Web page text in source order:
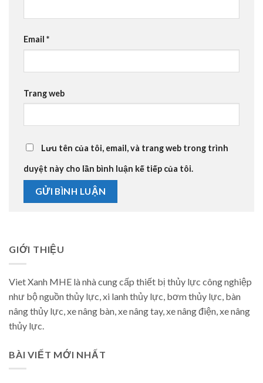
Email *
Trang web
Lưu tên của tôi, email, và trang web trong trình
duyệt này cho lần bình luận kế tiếp của tôi.
GIỚI THIỆU
Viet Xanh MHE là nhà cung cấp thiết bị thủy lực công nghiệp
như bộ nguồn thủy lực, xi lanh thủy lực, bơm thủy lực, bàn
nâng thủy lực, xe nâng bàn, xe nâng tay, xe nâng điện, xe nâng
thủy lực.
BÀI VIẾT MỚI NHẤT